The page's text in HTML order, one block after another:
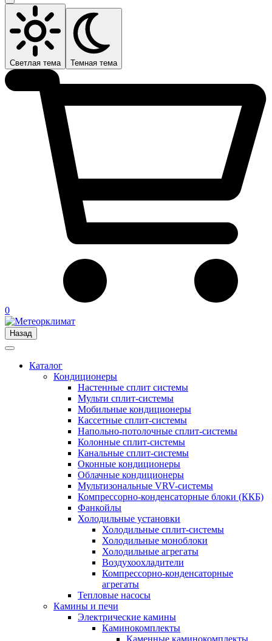
Светлая тема Темная тема
0
Назад
Каталог
Кондиционеры
Настенные сплит системы
Мульти сплит-системы
Мобильные кондиционеры
Кассетные сплит-системы
Напольно-потолочные сплит-системы
Колонные сплит-системы
Канальные сплит-системы
Оконные кондиционеры
Облачные кондиционеры
Мультизональные VRV-системы
Компрессорно-конденсаторные блоки (ККБ)
Фанкойлы
Холодильные установки
Холодильные сплит-системы
Холодильные моноблоки
Холодильные агрегаты
Воздухоохладители
Компрессорно-конденсаторные
агрегаты
Тепловые насосы
Камины и печи
Электрические камины
Каминокомплекты
Каменные каминокомплекты